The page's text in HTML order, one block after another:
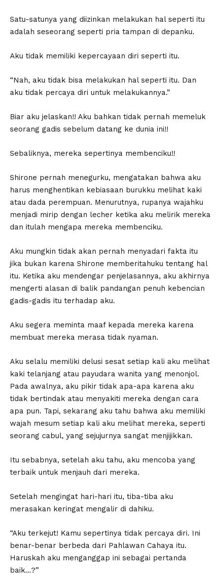
Satu-satunya yang diizinkan melakukan hal seperti itu
adalah seseorang seperti pria tampan di depanku.
Aku tidak memiliki kepercayaan diri seperti itu.
“Nah, aku tidak bisa melakukan hal seperti itu. Dan
aku tidak percaya diri untuk melakukannya.”
Biar aku jelaskan!! Aku bahkan tidak pernah memeluk
seorang gadis sebelum datang ke dunia ini!!
Sebaliknya, mereka sepertinya membenciku!!
Shirone pernah menegurku, mengatakan bahwa aku
harus menghentikan kebiasaan burukku melihat kaki
atau dada perempuan. Menurutnya, rupanya wajahku
menjadi mirip dengan lecher ketika aku melirik mereka
dan itulah mengapa mereka membenciku.
Aku mungkin tidak akan pernah menyadari fakta itu
jika bukan karena Shirone memberitahuku tentang hal
itu. Ketika aku mendengar penjelasannya, aku akhirnya
mengerti alasan di balik pandangan penuh kebencian
gadis-gadis itu terhadap aku.
Aku segera meminta maaf kepada mereka karena
membuat mereka merasa tidak nyaman.
Aku selalu memiliki delusi sesat setiap kali aku melihat
kaki telanjang atau payudara wanita yang menonjol.
Pada awalnya, aku pikir tidak apa-apa karena aku
tidak bertindak atau menyakiti mereka dengan cara
apa pun. Tapi, sekarang aku tahu bahwa aku memiliki
wajah mesum setiap kali aku melihat mereka, seperti
seorang cabul, yang sejujurnya sangat menjijikkan.
Itu sebabnya, setelah aku tahu, aku mencoba yang
terbaik untuk menjauh dari mereka.
Setelah mengingat hari-hari itu, tiba-tiba aku
merasakan keringat mengalir di dahiku.
“Aku terkejut! Kamu sepertinya tidak percaya diri. Ini
benar-benar berbeda dari Pahlawan Cahaya itu.
Haruskah aku menganggap ini sebagai pertanda
baik…?”